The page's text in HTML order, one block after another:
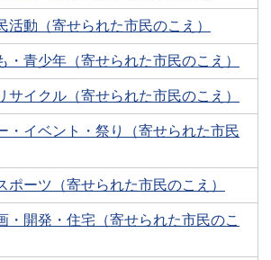
活動（寄せられた市民のこえ）
・青少年（寄せられた市民のこえ）
サイクル（寄せられた市民のこえ）
・イベント・祭り（寄せられた市民
ポーツ（寄せられた市民のこえ）
・開発・住宅（寄せられた市民のこ